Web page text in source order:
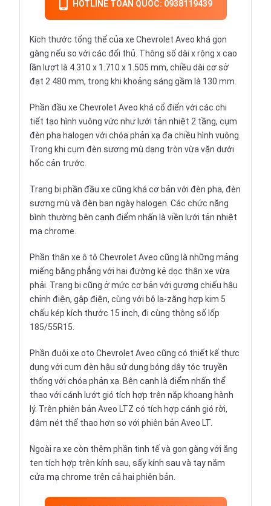
HOTLINE TOÀN QUỐC: 0938119439
Kích thước tổng thể của xe Chevrolet Aveo khá gọn
gàng nếu so với các đối thủ. Thông số dài x rộng x cao
lần lượt là 4.310 x 1.710 x 1.505 mm, chiều dài cơ sở
đạt 2.480 mm, trong khi khoảng sáng gầm là 130 mm.
Phần đầu xe Chevrolet Aveo khá cổ điển với các chi
tiết tạo hình vuông vức như lưới tản nhiệt 2 tầng, cụm
đèn pha halogen với chóa phản xạ đa chiều hình vuông.
Trong khi cụm đèn sương mù dạng tròn vừa vặn dưới
hốc cản trước.
Trang bị phần đầu xe cũng khá cơ bản với đèn pha, đèn
sương mù và đèn ban ngày halogen. Các chức năng
bình thường bên cạnh điểm nhấn là viền lưới tản nhiệt
mạ chrome.
Phần thân xe ô tô Chevrolet Aveo cũng là những mảng
miếng bằng phẳng với hai đường kẻ dọc thân xe vừa
phải. Trang bị cũng ở mức cơ bản với gương chiếu hậu
chỉnh điện, gập điện, cùng với bộ la-zăng hợp kim 5
chấu kép kích thước 15 inch, đi cùng thông số lốp
185/55R15.
Phần đuôi xe oto Chevrolet Aveo cũng có thiết kế thực
dụng với cụm đèn hậu sử dụng bóng dây tóc truyền
thống với chóa phản xạ. Bên cạnh là điểm nhấn thể
thao với cánh lướt gió tích hợp trên nắp khoang hành
lý. Trên phiên bản Aveo LTZ có tích hợp cánh gió rời,
đậm nét thể thao hơn so với phiên bản Aveo LT.
Ngoài ra xe còn thêm phần tinh tế và gọn gàng với ăng
ten tích hợp trên kính sau, sấy kính sau và tay nắm
cửa mạ chrome trên cả hai phiên bản.